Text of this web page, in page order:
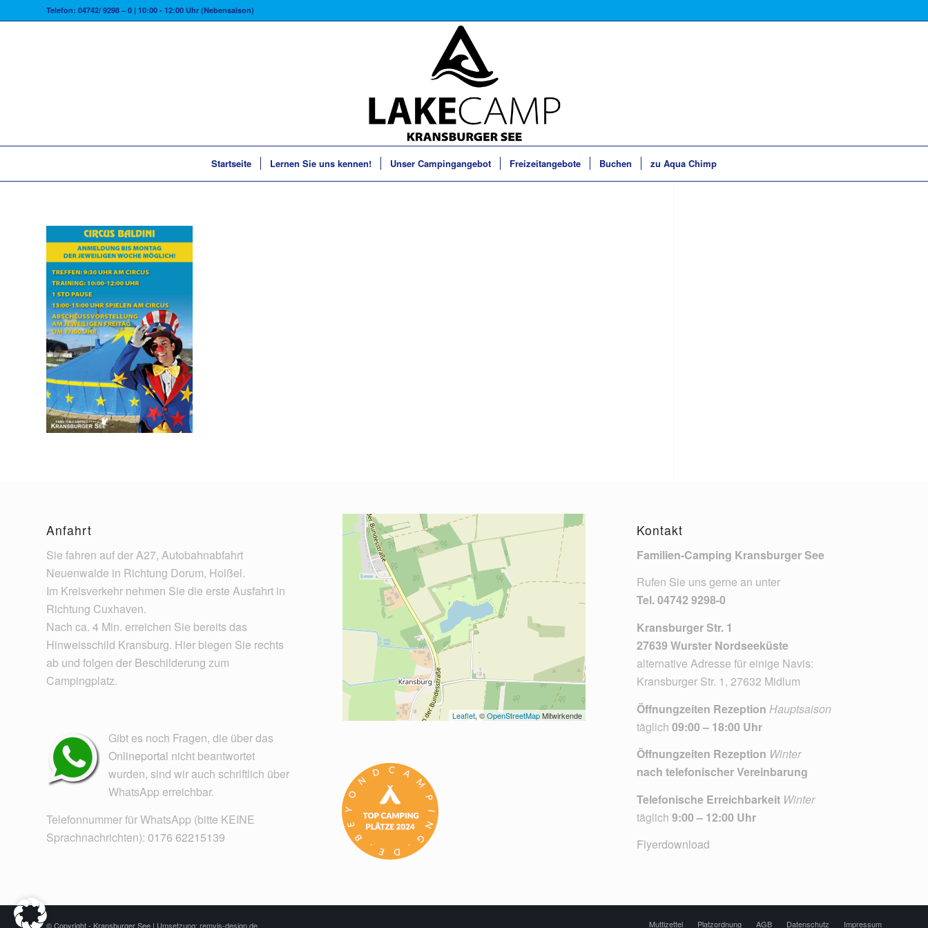
Telefon: 04742/ 9298 – 0 | 10:00 - 12:00 Uhr (Nebensaison)
Startseite Lernen Sie uns kennen! Unser Campingangebot Freizeitangebote Buchen zu Aqua Chimp
Anfahrt
Sie fahren auf der A27, Autobahnabfahrt
Neuenwalde in Richtung Dorum, Holßel.
Im Kreisverkehr nehmen Sie die erste Ausfahrt in
Richtung Cuxhaven.
Nach ca. 4 Min. erreichen Sie bereits das
Hinweisschild Kransburg. Hier biegen Sie rechts
ab und folgen der Beschilderung zum
Campingplatz.
Gibt es noch Fragen, die über das
Onlineportal nicht beantwortet
wurden, sind wir auch schriftlich über
WhatsApp erreichbar.
Telefonnummer für WhatsApp (bitte KEINE
Sprachnachrichten): 0176 62215139
Leaflet, © OpenStreetMap Mitwirkende
Kontakt
Familien-Camping Kransburger See
Rufen Sie uns gerne an unter
Tel.04742 9298-0
Kransburger Str. 1
27639 Wurster Nordseeküste
alternative Adresse für einige Navis:
Kransburger Str. 1, 27632 Midlum
Öffnungzeiten Rezeption Hauptsaison
täglich 09:00 – 18:00 Uhr
Öffnungzeiten Rezeption Winter
nach telefonischer Vereinbarung
Telefonische Erreichbarkeit Winter
täglich 9:00 – 12:00 Uhr
Flyerdownload
© Copyright - Kransburger See | Umsetzung: remvis-design.de Muttizettel Platzordnung AGB Datenschutz Impressum